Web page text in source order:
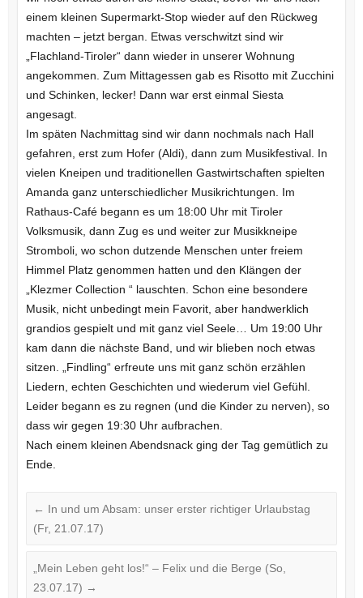
einem kleinen Supermarkt-Stop wieder auf den Rückweg
machten – jetzt bergan. Etwas verschwitzt sind wir
„Flachland-Tiroler“ dann wieder in unserer Wohnung
angekommen. Zum Mittagessen gab es Risotto mit Zucchini
und Schinken, lecker! Dann war erst einmal Siesta
angesagt.
Im späten Nachmittag sind wir dann nochmals nach Hall
gefahren, erst zum Hofer (Aldi), dann zum Musikfestival. In
vielen Kneipen und traditionellen Gastwirtschaften spielten
Amanda ganz unterschiedlicher Musikrichtungen. Im
Rathaus-Café begann es um 18:00 Uhr mit Tiroler
Volksmusik, dann Zug es und weiter zur Musikkneipe
Stromboli, wo schon dutzende Menschen unter freiem
Himmel Platz genommen hatten und den Klängen der
„Klezmer Collection “ lauschten. Schon eine besondere
Musik, nicht unbedingt mein Favorit, aber handwerklich
grandios gespielt und mit ganz viel Seele… Um 19:00 Uhr
kam dann die nächste Band, und wir blieben noch etwas
sitzen. „Findling“ erfreute uns mit ganz schön erzählen
Liedern, echten Geschichten und wiederum viel Gefühl.
Leider begann es zu regnen (und die Kinder zu nerven), so
dass wir gegen 19:30 Uhr aufbrachen.
Nach einem kleinen Abendsnack ging der Tag gemütlich zu
Ende.
← In und um Absam: unser erster richtiger Urlaubstag
(Fr, 21.07.17)
„Mein Leben geht los!“ – Felix und die Berge (So,
23.07.17) →